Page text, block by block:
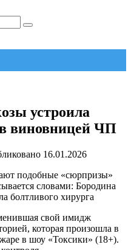
устроила
виновницей ЧП
16.01.2026
подобные «сюрпризы»
словами: Бородина
болтливого хирурга
свой имидж
которая произошла в
в шоу «Токсики» (18+).